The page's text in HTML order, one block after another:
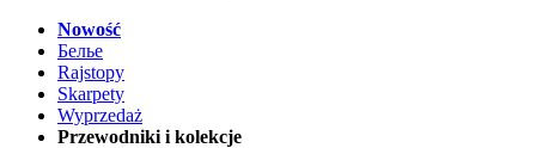
Nowość
Белье
Rajstopy
Skarpety
Wyprzedaż
Przewodniki i kolekcje